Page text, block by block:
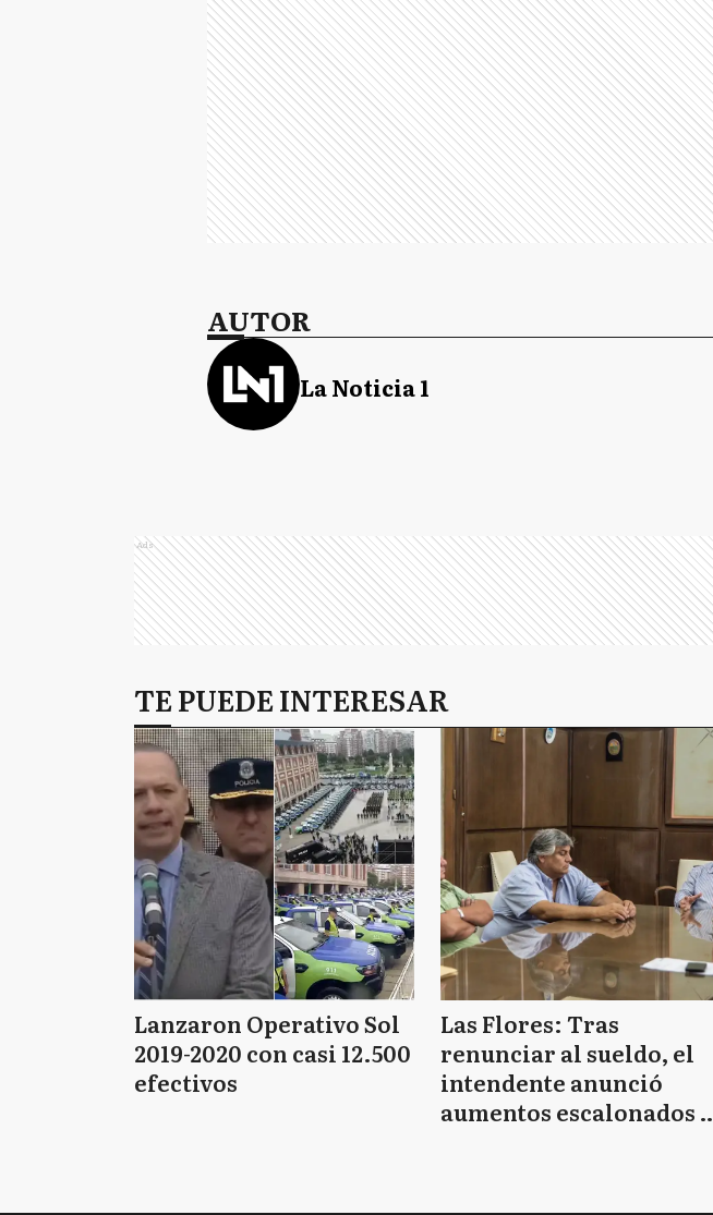
AUTOR
La Noticia 1
Ads
TE PUEDE INTERESAR
Lanzaron Operativo Sol
2019-2020 con casi 12.500
efectivos
Las Flores: Tras
renunciar al sueldo, el
intendente anunció
aumentos escalonados y